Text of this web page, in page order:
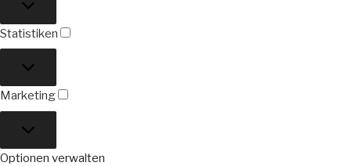
Statistiken
Marketing
Optionen verwalten